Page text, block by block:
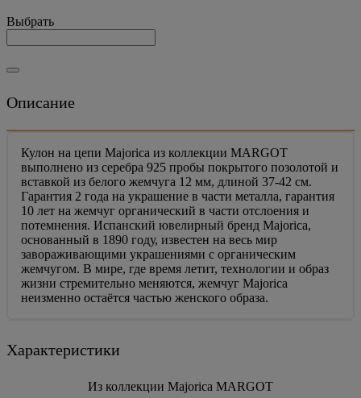
Выбрать
Описание
Кулон на цепи Majorica из коллекции MARGOT
выполнено из серебра 925 пробы покрытого позолотой и
вставкой из белого жемчуга 12 мм, длиной 37-42 см.
Гарантия 2 года на украшение в части металла, гарантия
10 лет на жемчуг органический в части отслоения и
потемнения. Испанский ювелирный бренд Majorica,
основанный в 1890 году, известен на весь мир
завораживающими украшениями c органическим
жемчугом. В мире, где время летит, технологии и образ
жизни стремительно меняются, жемчуг Majorica
неизменно остаётся частью женского образа.
Характеристики
Из коллекции Majorica MARGOT